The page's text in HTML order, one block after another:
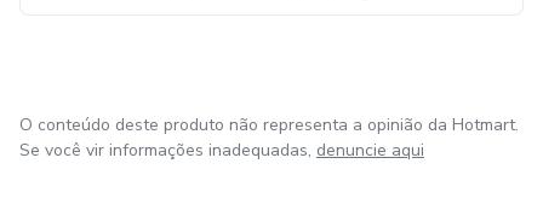
O conteúdo deste produto não representa a opinião da Hotmart.
Se você vir informações inadequadas, denuncie aqui